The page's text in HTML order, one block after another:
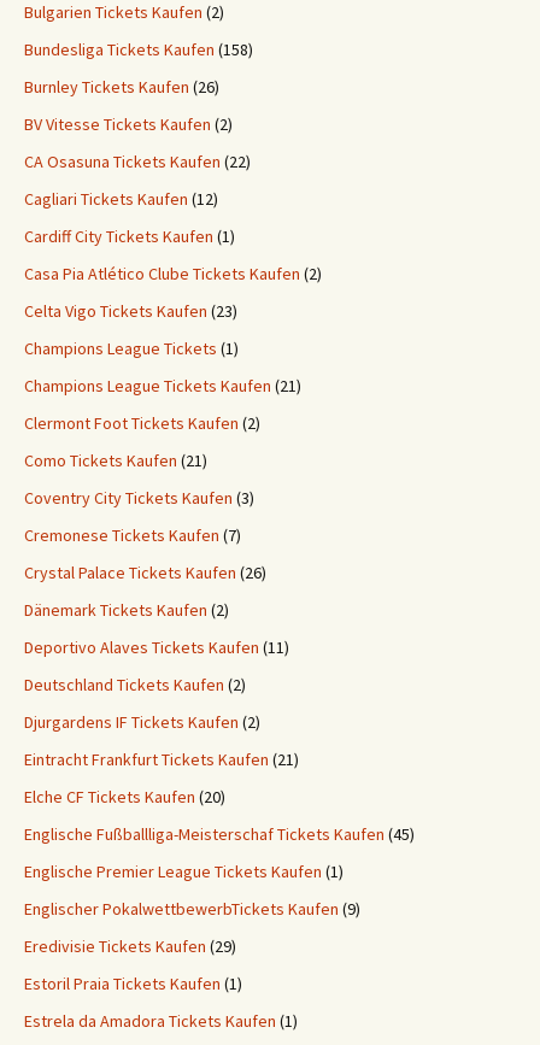
Bulgarien Tickets Kaufen (2)
Bundesliga Tickets Kaufen (158)
Burnley Tickets Kaufen (26)
BV Vitesse Tickets Kaufen (2)
CA Osasuna Tickets Kaufen (22)
Cagliari Tickets Kaufen (12)
Cardiff City Tickets Kaufen (1)
Casa Pia Atlético Clube Tickets Kaufen (2)
Celta Vigo Tickets Kaufen (23)
Champions League Tickets (1)
Champions League Tickets Kaufen (21)
Clermont Foot Tickets Kaufen (2)
Como Tickets Kaufen (21)
Coventry City Tickets Kaufen (3)
Cremonese Tickets Kaufen (7)
Crystal Palace Tickets Kaufen (26)
Dänemark Tickets Kaufen (2)
Deportivo Alaves Tickets Kaufen (11)
Deutschland Tickets Kaufen (2)
Djurgardens IF Tickets Kaufen (2)
Eintracht Frankfurt Tickets Kaufen (21)
Elche CF Tickets Kaufen (20)
Englische Fußballliga-Meisterschaf Tickets Kaufen (45)
Englische Premier League Tickets Kaufen (1)
Englischer PokalwettbewerbTickets Kaufen (9)
Eredivisie Tickets Kaufen (29)
Estoril Praia Tickets Kaufen (1)
Estrela da Amadora Tickets Kaufen (1)